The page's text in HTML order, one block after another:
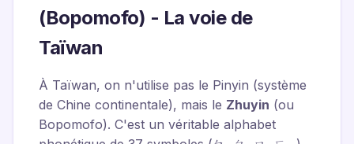
(Bopomofo) - La voie de
Taïwan
À Taïwan, on n'utilise pas le Pinyin (système
de Chine continentale), mais le Zhuyin (ou
Bopomofo). C'est un véritable alphabet